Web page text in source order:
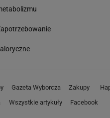
Gazeta Wyborcza Zakupy
Wszystkie artykuły Facebook